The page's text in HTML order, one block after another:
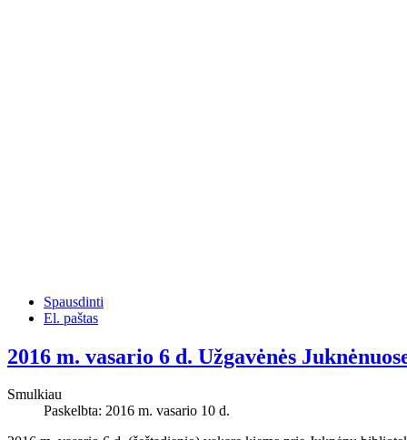
Spausdinti
El. paštas
2016 m. vasario 6 d. Užgavėnės
Smulkiau
Paskelbta: 2016 m. vasario 10 d.